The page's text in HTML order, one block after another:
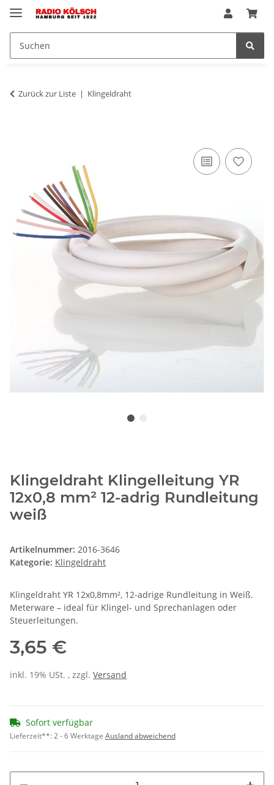
Zurück zur Liste Klingeldraht
Klingeldraht Klingelleitung YR
12x0,8 mm² 12-adrig Rundleitung
weiß
Artikelnummer: 2016-3646
Kategorie: Klingeldraht
Klingeldraht YR 12x0,8mm², 12-adrige Rundleitung in Weiß.
Meterware – ideal für Klingel- und Sprechanlagen oder
Steuerleitungen.
3,65 €
inkl. 19% USt. , zzgl. Versand
Sofort verfügbar
Lieferzeit**:2 - 6 Werktage Ausland abweichend